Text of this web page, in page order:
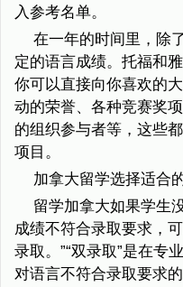
入参考名单。
在一年的时间里，除
定的语言成绩。托福和
你可以直接向你喜欢的
动的荣誉、各种竞赛奖
的组织参与者等，这些
项目。
加拿大留学选择适合
留学加拿大如果学生
成绩不符合录取要求，
录取。”“双录取”是在专
对语言不符合录取要求